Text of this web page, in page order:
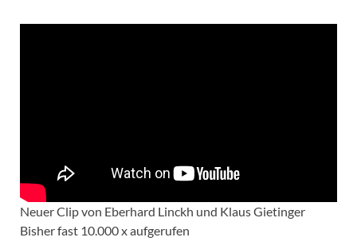
Neuer Clip von Eberhard Linckh und Klaus Gietinger
Bisher fast 10.000 x aufgerufen